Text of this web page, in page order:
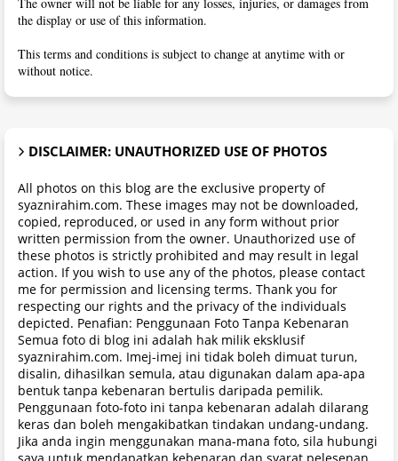
the display or use of this information.
This terms and conditions is subject to change at anytime with or
without notice.
DISCLAIMER: UNAUTHORIZED USE OF PHOTOS
All photos on this blog are the exclusive property of
syaznirahim.com. These images may not be downloaded,
copied, reproduced, or used in any form without prior
written permission from the owner. Unauthorized use of
these photos is strictly prohibited and may result in legal
action. If you wish to use any of the photos, please contact
me for permission and licensing terms. Thank you for
respecting our rights and the privacy of the individuals
depicted. Penafian: Penggunaan Foto Tanpa Kebenaran
Semua foto di blog ini adalah hak milik eksklusif
syaznirahim.com. Imej-imej ini tidak boleh dimuat turun,
disalin, dihasilkan semula, atau digunakan dalam apa-apa
bentuk tanpa kebenaran bertulis daripada pemilik.
Penggunaan foto-foto ini tanpa kebenaran adalah dilarang
keras dan boleh mengakibatkan tindakan undang-undang.
Jika anda ingin menggunakan mana-mana foto, sila hubungi